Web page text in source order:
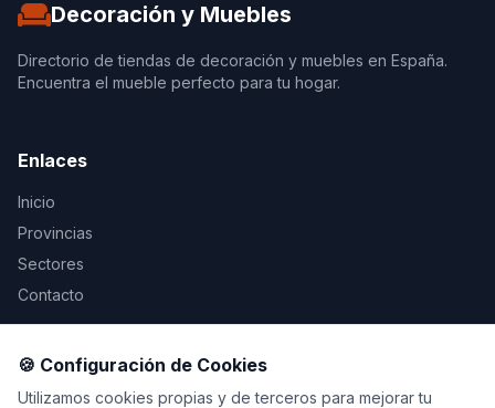
Decoración y Muebles
Directorio de tiendas de decoración y muebles en España.
Encuentra el mueble perfecto para tu hogar.
Enlaces
Inicio
Provincias
Sectores
Contacto
Legal
Aviso Legal
🍪 Configuración de Cookies
Utilizamos cookies propias y de terceros para mejorar tu